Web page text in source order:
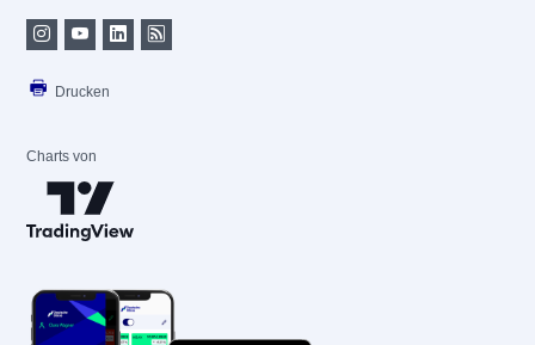
Drucken
Charts von